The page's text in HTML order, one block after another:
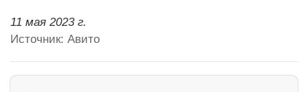
11 мая 2023 г.
Источник: Авито